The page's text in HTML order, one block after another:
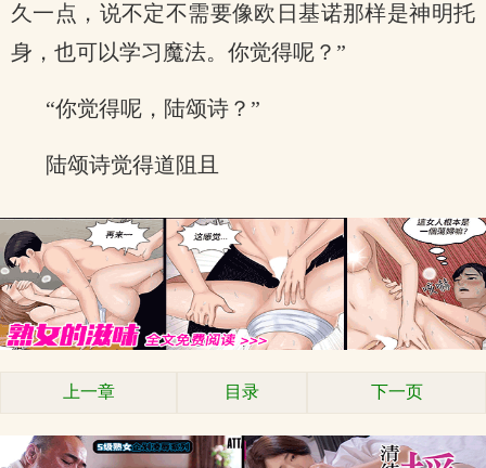
久一点，说不定不需要像欧日基诺那样是神明托
身，也可以学习魔法。你觉得呢？”
“你觉得呢，陆颂诗？”
陆颂诗觉得道阻且
上一章 目录 下一页